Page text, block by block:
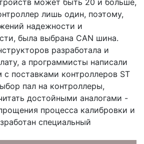
может быть 20 и больше,
лишь один, поэтому,
надежности и
была выбрана CAN шина.
разработала и
а программисты написали
поставками контроллеров ST
пал на контроллеры,
достойными аналогами -
процесса калибровки и
специальный